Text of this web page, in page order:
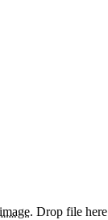
image. Drop file here